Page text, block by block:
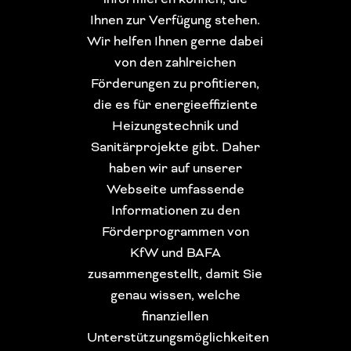
Ihnen zur Verfügung stehen.
Wir helfen Ihnen gerne dabei
von den zahlreichen
Förderungen zu profitieren,
die es für energieeffiziente
Heizungstechnik und
Sanitärprojekte gibt. Daher
haben wir auf unserer
Webseite umfassende
Informationen zu den
Förderprogrammen von
KfW und BAFA
zusammengestellt, damit Sie
genau wissen, welche
finanziellen
Unterstützungsmöglichkeiten